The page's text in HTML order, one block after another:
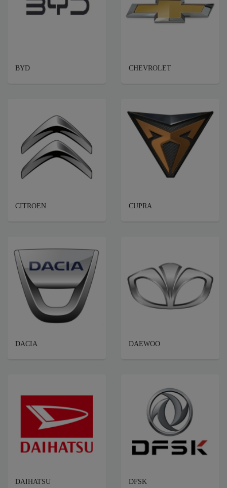
BYD CHEVROLET
CITROEN CUPRA
DACIA DAEWOO
DAIHATSU DFSK